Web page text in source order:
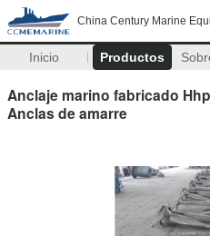
China Century Marine
Inicio Productos
Anclaje marino fabricado
Anclas de amarre